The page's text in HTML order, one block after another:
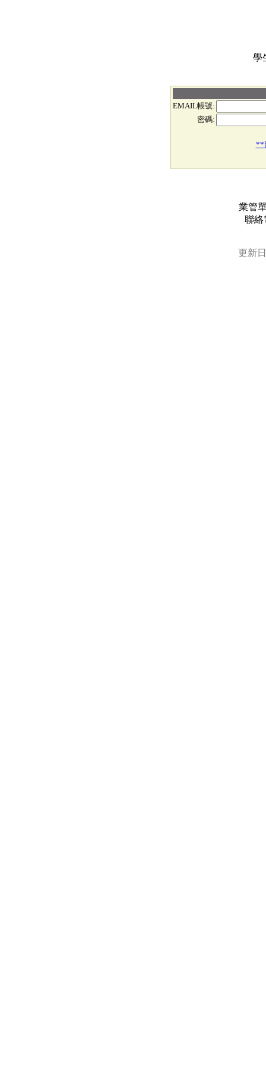
學
EMAIL帳號:
密碼:
**
業管
聯絡
更新